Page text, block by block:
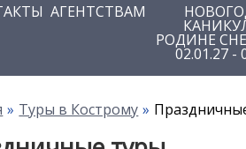
АГЕНТСТВАМ
РОДИНЕ
02.01.27 -
Туры в Кострому